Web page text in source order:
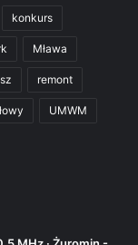
konkurs
Mława
remont
UMWM